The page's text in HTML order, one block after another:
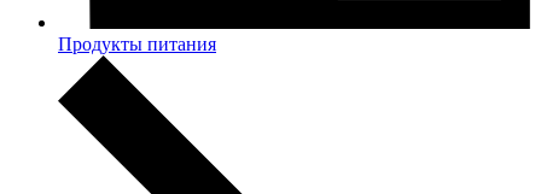
Продукты питания